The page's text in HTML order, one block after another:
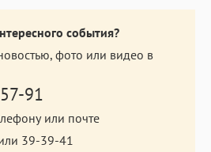
события?
фото или видео в
91
или почте
39-39-41